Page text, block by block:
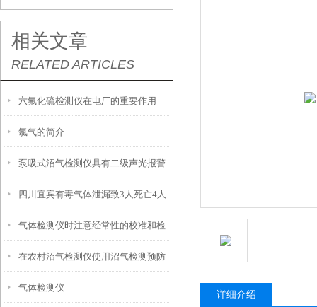
相关文章
RELATED ARTICLES
六氟化硫检测仪在电厂的重要作用
氯气的简介
泵吸式沼气检测仪具有二级声光报警
功能
四川宜宾有毒气体泄漏致3人死亡4人
受伤
气体检测仪时注意经常性的校准和检
测
在农村沼气检测仪使用沼气检测预防
不安全因素
气体检测仪
详细介绍